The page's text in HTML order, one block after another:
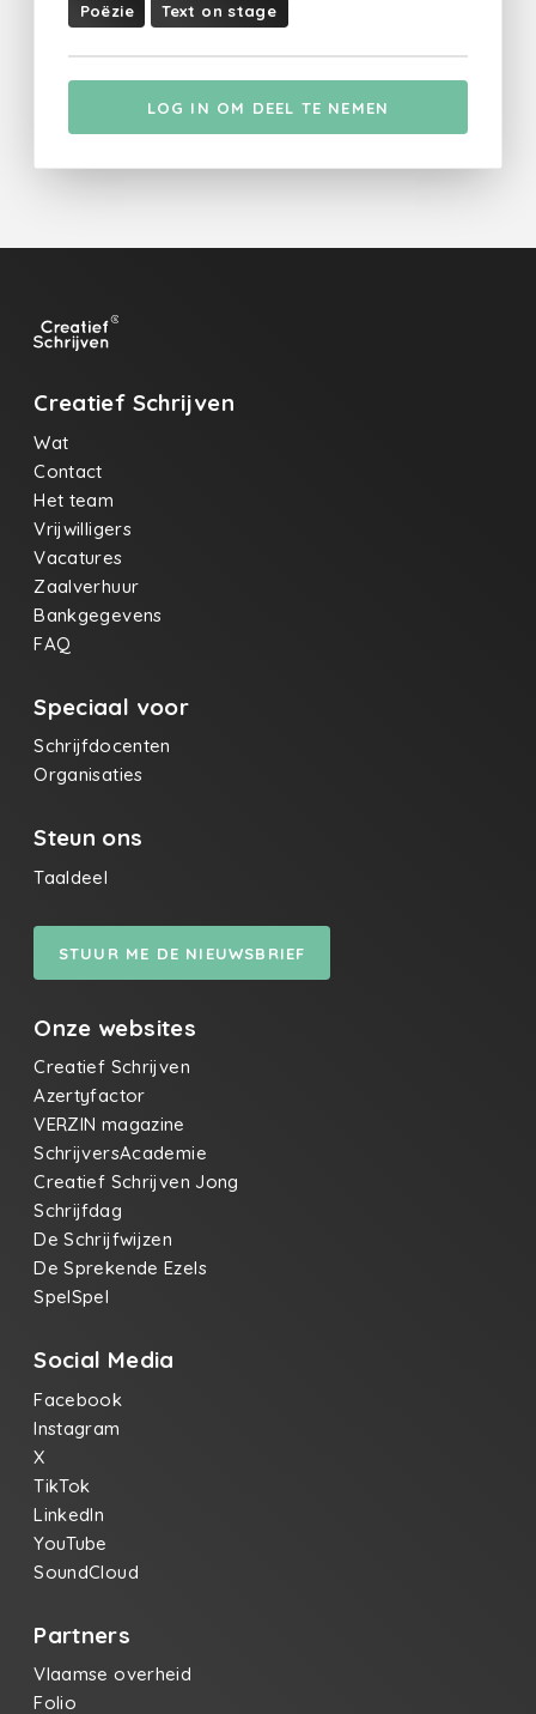
Poëzie Text on stage
LOG IN OM DEEL TE NEMEN
Creatief Schrijven
Wat
Contact
Het team
Vrijwilligers
Vacatures
Zaalverhuur
Bankgegevens
FAQ
Speciaal voor
Schrijfdocenten
Organisaties
Steun ons
Taaldeel
STUUR ME DE NIEUWSBRIEF
Onze websites
Creatief Schrijven
Azertyfactor
VERZIN magazine
SchrijversAcademie
Creatief Schrijven Jong
Schrijfdag
De Schrijfwijzen
De Sprekende Ezels
SpelSpel
Social Media
Facebook
Instagram
X
TikTok
LinkedIn
YouTube
SoundCloud
Partners
Vlaamse overheid
Folio